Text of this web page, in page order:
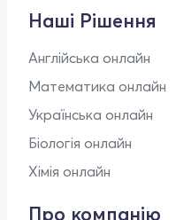
Наші Рішення
Англійська онлайн
Математика онлайн
Українська онлайн
Біологія онлайн
Хімія онлайн
Про компанію